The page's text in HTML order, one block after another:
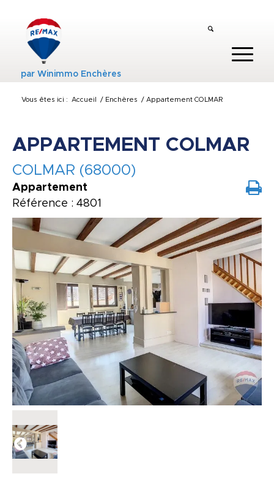
parWinimmo Enchères
Vous êtes ici : Accueil / Enchères / Appartement COLMAR
APPARTEMENT COLMAR
COLMAR (68000)
Appartement
Référence : 4801